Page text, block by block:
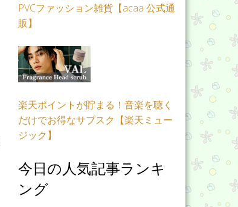
PVCファッション雑貨【acaa 公式通
販】
楽天ポイントが貯まる！音楽を聴く
だけでお得なサブスク【楽天ミュー
ジック】
今日の人気記事ランキ
ング